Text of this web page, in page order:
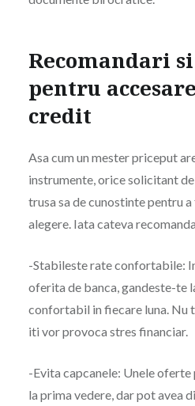
Recomandari
pentru
credit
Asa cum un mester priceput
instrumente, orice solicitant
trusa sa de cunostinte pentru a
alegere. Iata cateva
-Stabileste rate confortabile:
oferita de banca, gandeste-te
confortabil in fiecare luna. Nu
iti vor provoca stres financiar.
-Evita capcanele: Unele
la prima vedere, dar pot avea